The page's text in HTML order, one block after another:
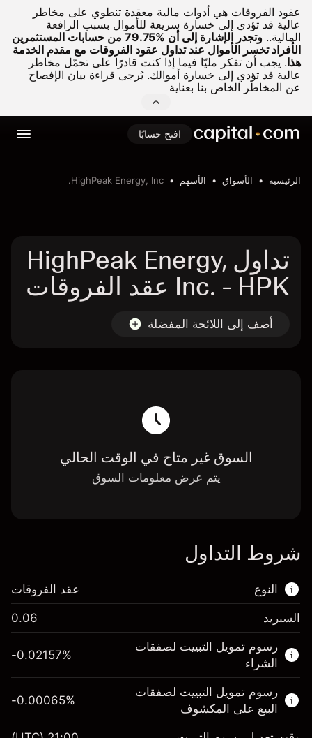
عقود الفروقات هي أدوات مالية معقدة تنطوي على مخاطر
عالية قد تؤدي إلى خسارة سريعة للأموال بسبب الرافعة
المالية..
وتجدر الإشارة إلى أن %79.75 من حسابات المستثمرين
الأفراد تخسر الأموال عند تداول عقود الفروقات مع مقدم الخدمة
هذا. يجب أن تفكر مليّا فيما إذا كنت قادرًا على تحمّل مخاطر
عالية قد تؤدي إلى خسارة أموالك. يُرجى قراءة بيان الإفصاح
عن المخاطر الخاص بنا بعناية
افتح حسابًا
الرئيسية الأسواق الأسهم HighPeak Energy, Inc.
تداول HighPeak Energy,
Inc. - HPK عقد الفروقات
أضف إلى اللائحة المفضلة
السوق غير متاح في الوقت الحالي
يتم عرض معلومات السوق
شروط التداول
النوع
هذا السوق المالي متاح للتداول من خلال عقود
الفروقات.
اعرف المزيد عن:
عقود الفروقات
عقد الفروقات
السبريد 0.06
رسوم تمويل التبييت لصفقات
الشراء
-0.02157%
رسوم تمويل التبييت لصفقات
البيع على المكشوف
-0.00065%